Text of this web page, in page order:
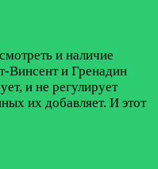
и наличие
Винсент и Гренадин
и не регулирует
их добавляет. И этот